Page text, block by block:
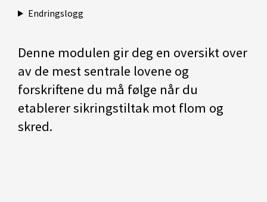
Endringslogg
Denne modulen gir deg en oversikt over
av de mest sentrale lovene og
forskriftene du må følge når du
etablerer sikringstiltak mot flom og
skred.